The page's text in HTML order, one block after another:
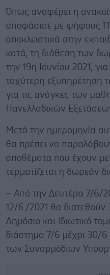
Όπως αναφέρει η
αποφάσισε με ψήφους 11
αποκλειστικά στην
κατά, τη διάθεση των
την 19η Ιουνίου 2021,
ταχύτερη εξυπηρέτηση
για τις ανάγκες των
Πανελλαδικών
Μετά την ημερομηνία
θα πρέπει να
αποθέματα που έχουν
τερματίζεται η δωρεάν
– Από την Δευτέρα 7/6/
12/6 /2021 θα διατεθούν
Δημόσιο και Ιδιωτικό
διάστημα 7/6 μέχρι
των Συναρμόδιων